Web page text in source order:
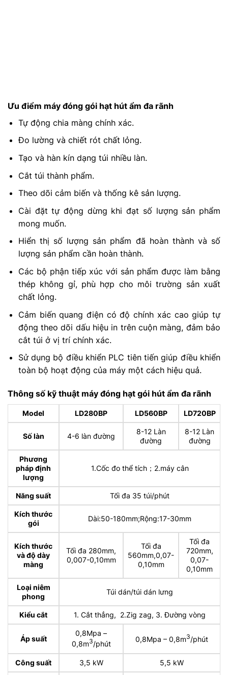
Ưu điểm máy đóng gói hạt hút ẩm đa rãnh
Tự động chia màng chính xác.
Đo lường và chiết rót chất lỏng.
Tạo và hàn kín dạng túi nhiều làn.
Cắt túi thành phẩm.
Theo dõi cảm biến và thống kê sản lượng.
Cài đặt tự động dừng khi đạt số lượng sản phẩm
mong muốn.
Hiển thị số lượng sản phẩm đã hoàn thành và số
lượng sản phẩm cần hoàn thành.
Các bộ phận tiếp xúc với sản phẩm được làm bằng
thép không gỉ, phù hợp cho môi trường sản xuất
chất lỏng.
Cảm biến quang điện có độ chính xác cao giúp tự
động theo dõi dấu hiệu in trên cuộn màng, đảm bảo
cắt túi ở vị trí chính xác.
Sử dụng bộ điều khiển PLC tiên tiến giúp điều khiển
toàn bộ hoạt động của máy một cách hiệu quả.
Thông số kỹ thuật máy đóng hạt gói hút ẩm đa rãnh
Model LD280BP LD560BP LD720BP
Số làn 4-6 làn đường
8-12 Làn
đường
8-12 Làn
đường
Phương
pháp định
lượng
1.Cốc đo thể tích；2.máy cân
Năng suất Tối đa 35 túi/phút
Kích thước
gói
Dài:50-180mm;Rộng:17-30mm
Kích thước
và độ dày
màng
Tối đa 280mm,
0,007-0,10mm
Tối đa
560mm,0,07-
0,10mm
Tối đa
720mm,
0,07-
0,10mm
Loại niêm
phong
Túi dán/túi dán lưng
Kiểu cắt 1. Cắt thẳng, 2.Zig zag, 3. Đường vòng
Áp suất
0,8Mpa –
0,8m3/phút
0,8Mpa – 0,8m3/phút
Công suất 3,5 kW 5,5 kW